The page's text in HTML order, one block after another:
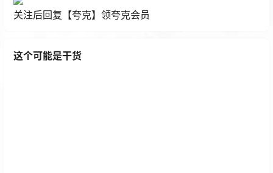
关注后回复【夸克】领夸克会员
这个可能是干货